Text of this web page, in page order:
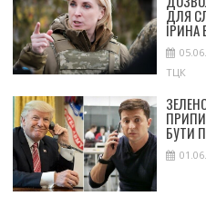
ДЛЯ
ІРИНА
ТЦК
БУТИ